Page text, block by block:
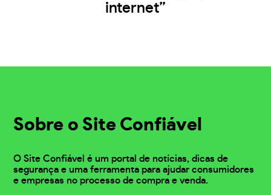
internet”
Sobre o Site Confiável
O Site Confiável é um portal de notícias, dicas de
segurança e uma ferramenta para ajudar consumidores
e empresas no processo de compra e venda.